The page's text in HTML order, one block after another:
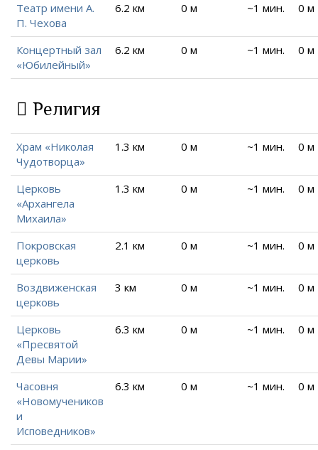
Театр имени А.
П. Чехова
6.2 км 0 м ~1 мин. 0 м
Концертный зал
«Юбилейный»
6.2 км 0 м ~1 мин. 0 м
Религия
Храм «Николая
Чудотворца»
1.3 км 0 м ~1 мин. 0 м
Церковь
«Архангела
Михаила»
1.3 км 0 м ~1 мин. 0 м
Покровская
церковь
2.1 км 0 м ~1 мин. 0 м
Воздвиженская
церковь
3 км 0 м ~1 мин. 0 м
Церковь
«Пресвятой
Девы Марии»
6.3 км 0 м ~1 мин. 0 м
Часовня
«Новомучеников
и
Исповедников»
6.3 км 0 м ~1 мин. 0 м